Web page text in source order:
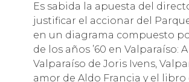
Es sabida la apuesta del
justificar el accionar del
en un diagrama compuesto
de los años ’60 en Valparaíso: A
Valparaíso de Joris Ivens,
amor de Aldo Francia y el libro